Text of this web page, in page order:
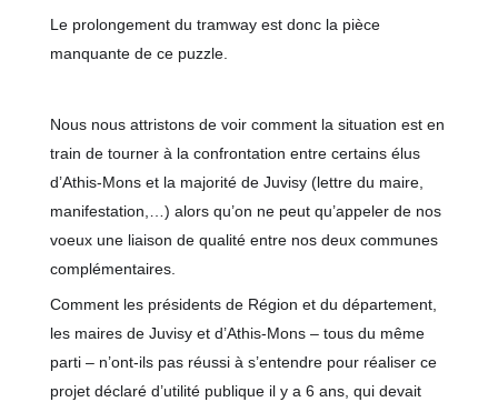
Le prolongement du tramway est donc la pièce
manquante de ce puzzle.
Nous nous attristons de voir comment la situation est en
train de tourner à la confrontation entre certains élus
d’Athis-Mons et la majorité de Juvisy (lettre du maire,
manifestation,…) alors qu’on ne peut qu’appeler de nos
voeux une liaison de qualité entre nos deux communes
complémentaires.
Comment les présidents de Région et du département,
les maires de Juvisy et d’Athis-Mons – tous du même
parti – n’ont-ils pas réussi à s’entendre pour réaliser ce
projet déclaré d’utilité publique il y a 6 ans, qui devait